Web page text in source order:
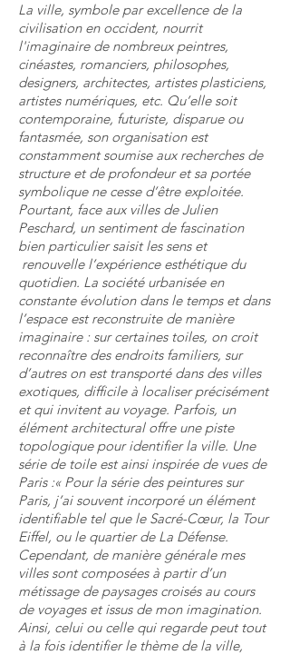
La ville, symbole par excellence de la
civilisation en occident, nourrit
l'imaginaire de nombreux peintres,
cinéastes, romanciers, philosophes,
designers, architectes, artistes plasticiens,
artistes numériques, etc. Qu’elle soit
contemporaine, futuriste, disparue ou
fantasmée, son organisation est
constamment soumise aux recherches de
structure et de profondeur et sa portée
symbolique ne cesse d’être exploitée.
Pourtant, face aux villes de Julien
Peschard, un sentiment de fascination
bien particulier saisit les sens et
renouvelle l’expérience esthétique du
quotidien. La société urbanisée en
constante évolution dans le temps et dans
l’espace est reconstruite de manière
imaginaire : sur certaines toiles, on croit
reconnaître des endroits familiers, sur
d’autres on est transporté dans des villes
exotiques, difficile à localiser précisément
et qui invitent au voyage. Parfois, un
élément architectural offre une piste
topologique pour identifier la ville. Une
série de toile est ainsi inspirée de vues de
Paris :« Pour la série des peintures sur
Paris, j’ai souvent incorporé un élément
identifiable tel que le Sacré-Cœur, la Tour
Eiffel, ou le quartier de La Défense.
Cependant, de manière générale mes
villes sont composées à partir d’un
métissage de paysages croisés au cours
de voyages et issus de mon imagination.
Ainsi, celui ou celle qui regarde peut tout
à la fois identifier le thème de la ville,